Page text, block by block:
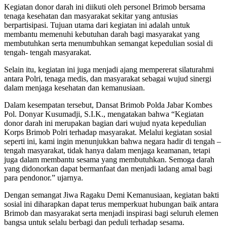
Kegiatan donor darah ini diikuti oleh personel Brimob bersama
tenaga kesehatan dan masyarakat sekitar yang antusias
berpartisipasi. Tujuan utama dari kegiatan ini adalah untuk
membantu memenuhi kebutuhan darah bagi masyarakat yang
membutuhkan serta menumbuhkan semangat kepedulian sosial di
tengah- tengah masyarakat.
Selain itu, kegiatan ini juga menjadi ajang mempererat silaturahmi
antara Polri, tenaga medis, dan masyarakat sebagai wujud sinergi
dalam menjaga kesehatan dan kemanusiaan.
Dalam kesempatan tersebut, Dansat Brimob Polda Jabar Kombes
Pol. Donyar Kusumadji, S.I.K., mengatakan bahwa “Kegiatan
donor darah ini merupakan bagian dari wujud nyata kepedulian
Korps Brimob Polri terhadap masyarakat. Melalui kegiatan sosial
seperti ini, kami ingin menunjukkan bahwa negara hadir di tengah –
tengah masyarakat, tidak hanya dalam menjaga keamanan, tetapi
juga dalam membantu sesama yang membutuhkan. Semoga darah
yang didonorkan dapat bermanfaat dan menjadi ladang amal bagi
para pendonor.” ujarnya.
Dengan semangat Jiwa Ragaku Demi Kemanusiaan, kegiatan bakti
sosial ini diharapkan dapat terus memperkuat hubungan baik antara
Brimob dan masyarakat serta menjadi inspirasi bagi seluruh elemen
bangsa untuk selalu berbagi dan peduli terhadap sesama.